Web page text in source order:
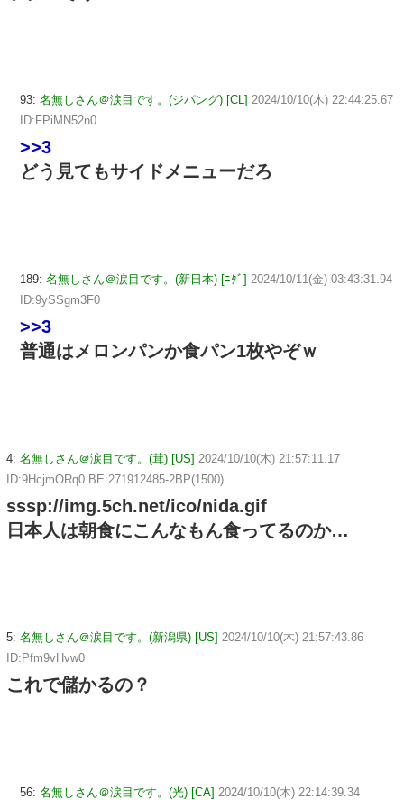
93: 名無しさん＠涙目です。(ジパング) [CL] 2024/10/10(木) 22:44:25.67
ID:FPiMN52n0
>>3
どう見てもサイドメニューだろ
189: 名無しさん＠涙目です。(新日本) [ﾆﾀﾞ] 2024/10/11(金) 03:43:31.94
ID:9ySSgm3F0
>>3
普通はメロンパンか食パン1枚やぞｗ
4: 名無しさん＠涙目です。(茸) [US] 2024/10/10(木) 21:57:11.17
ID:9HcjmORq0 BE:271912485-2BP(1500)
sssp://img.5ch.net/ico/nida.gif
日本人は朝食にこんなもん食ってるのか…
5: 名無しさん＠涙目です。(新潟県) [US] 2024/10/10(木) 21:57:43.86
ID:Pfm9vHvw0
これで儲かるの？
56: 名無しさん＠涙目です。(光) [CA] 2024/10/10(木) 22:14:39.34